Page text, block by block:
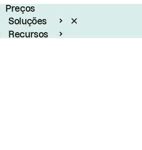
Preços
Soluções
Recursos